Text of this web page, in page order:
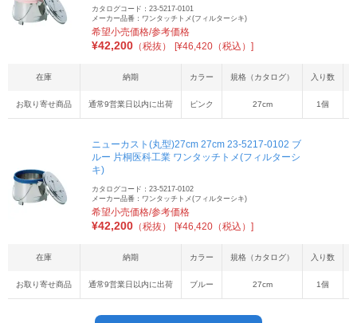
カタログコード：23-5217-0101
メーカー品番：ワンタッチトメ(フィルターシキ)
希望小売価格/参考価格
¥42,200 （税抜） [¥46,420（税込）]
在庫 納期 カラー 規格（カタログ） 入り数
お取り寄せ商品 通常9営業日以内に出荷 ピンク 27cm 1個
ニューカスト(丸型)27cm 27cm 23-5217-0102 ブ
ルー 片桐医科工業 ワンタッチトメ(フィルターシ
キ)
カタログコード：23-5217-0102
メーカー品番：ワンタッチトメ(フィルターシキ)
希望小売価格/参考価格
¥42,200 （税抜） [¥46,420（税込）]
在庫 納期 カラー 規格（カタログ） 入り数
お取り寄せ商品 通常9営業日以内に出荷 ブルー 27cm 1個